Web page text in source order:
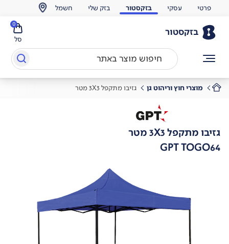
פרטי עסקי בזקסטור בזק שלי חשמל
בזקסטור
סל
0
מוצרי חוץ וריהוט גן גזיבו מתקפל 3X3 מטר
גזיבו מתקפל 3X3 מטר
GPT TOGO64